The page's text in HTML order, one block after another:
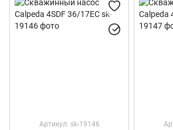
Артикул: sk-19146